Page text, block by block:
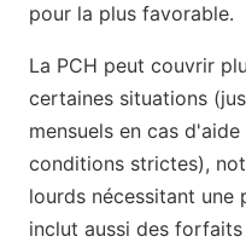
pour la plus favorable.
La PCH peut couvrir
certaines situations
mensuels en cas
conditions strictes),
lourds nécessitant une
inclut aussi des